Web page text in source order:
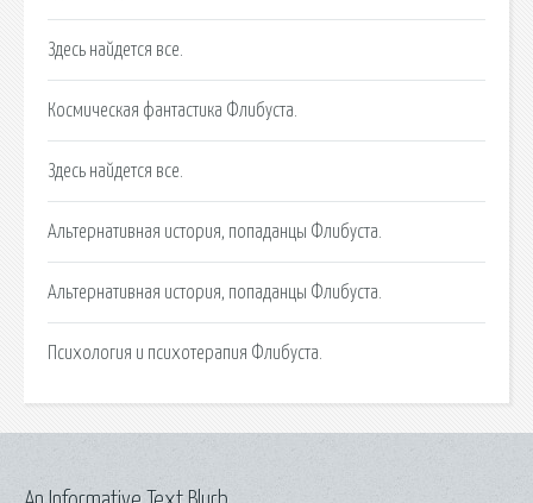
Здесь найдется все.
Космическая фантастика Флибуста.
Здесь найдется все.
Альтернативная история, попаданцы Флибуста.
Альтернативная история, попаданцы Флибуста.
Психология и психотерапия Флибуста.